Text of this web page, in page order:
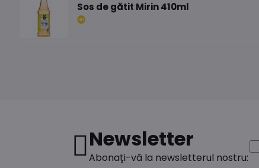
Sos de gătit Mirin 410ml
Newsletter
Abonați-vă la newsletterul nostru: